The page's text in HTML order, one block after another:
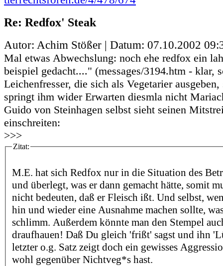
Re: Redfox' Steak
Autor: Achim Stößer | Datum: 07.10.2002
Mal etwas Abwechslung: noch ehe redfox ein
beispiel gedacht...." (messages/3194.htm - klar,
Leichenfresser, die sich als Vegetarier
springt ihm wider Erwarten diesmla nicht
Guido von Steinhagen selbst sieht seinen
einschreiten:
>>>
Zitat:
M.E. hat sich Redfox nur in die Situation des
und überlegt, was er dann gemacht hätte, somit
nicht bedeuten, daß er Fleisch ißt. Und selbst,
hin und wieder eine Ausnahme machen sollte,
schlimm. Außerdem könnte man den Stempel
draufhauen! Daß Du gleich 'frißt' sagst und ihn
letzter o.g. Satz zeigt doch ein gewisses
wohl gegenüber Nichtveg*s hast.